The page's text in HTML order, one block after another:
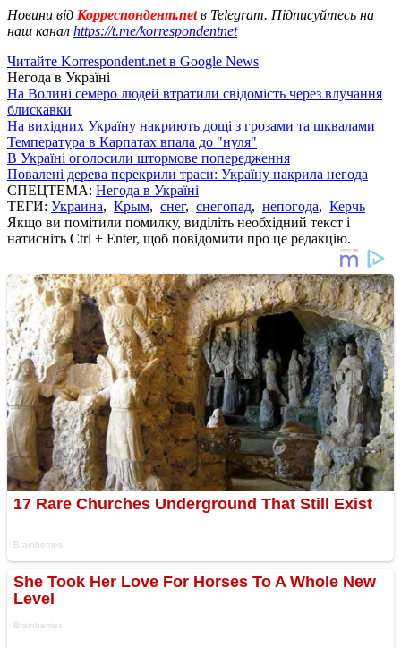
Новини від Корреспондент.netв Telegram. Підписуйтесь на
наш канал https://t.me/korrespondentnet
Читайте Korrespondent.net в Google News
Негода в Україні
На Волині семеро людей втратили свідомість через влучання
блискавки
На вихідних Україну накриють дощі з грозами та шквалами
Температура в Карпатах впала до "нуля"
В Україні оголосили штормове попередження
Повалені дерева перекрили траси: Україну накрила негода
СПЕЦТЕМА: Негода в Україні
ТЕГИ: Украина, Крым, снег, снегопад, непогода, Керчь
Якщо ви помітили помилку, виділіть необхідний текст і
натисніть Ctrl + Enter, щоб повідомити про це редакцію.